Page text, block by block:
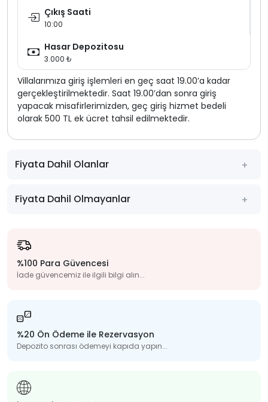
Çıkış Saati
10:00
Hasar Depozitosu
3.000 ₺
Villalarımıza giriş işlemleri en geç saat 19.00’a kadar
gerçekleştirilmektedir. Saat 19.00’dan sonra giriş
yapacak misafirlerimizden, geç giriş hizmet bedeli
olarak 500 TL ek ücret tahsil edilmektedir.
Fiyata Dahil Olanlar
Fiyata Dahil Olmayanlar
%100 Para Güvencesi
İade güvencemiz ile ilgili bilgi alın...
%20 Ön Ödeme ile Rezervasyon
Depozito sonrası ödemeyi kapıda yapın...